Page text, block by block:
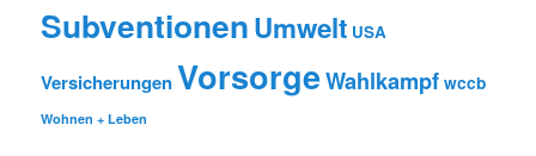
SubventionenUmwelt USA
VersicherungenVorsorgeWahlkampf wccb
Wohnen + Leben